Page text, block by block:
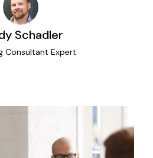
Schadler
Consultant Expert